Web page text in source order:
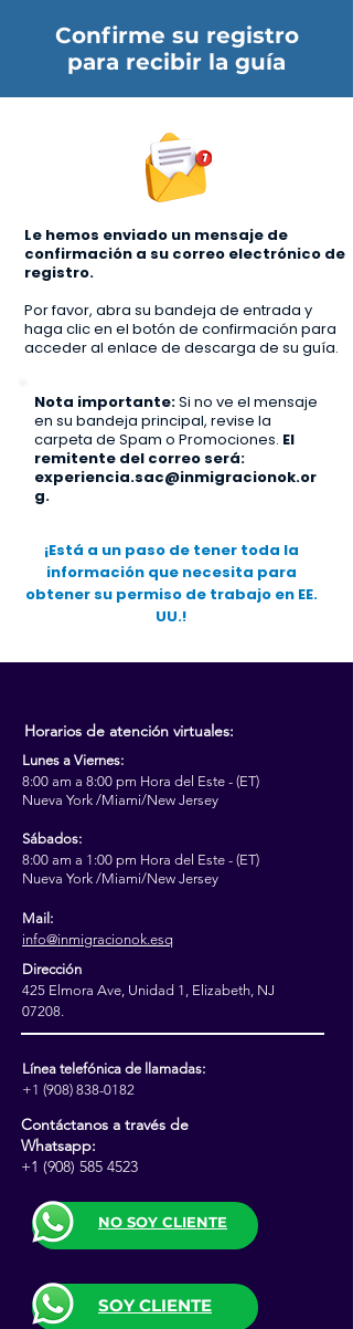
Confirme su registro
para recibir la guía
Le hemos enviado un mensaje de
confirmación a su correo electrónico de
registro.
Por favor, abra su bandeja de entrada y
haga clic en el botón de confirmación para
acceder al enlace de descarga de su guía.
Nota importante:Si no ve el mensaje
en su bandeja principal, revise la
carpeta de Spam o Promociones. El
remitente del correo será:
experiencia.sac@inmigracionok.or
g.
¡Está a un paso de tener toda la
información que necesita para
obtener su permiso de trabajo en EE.
UU.!
Horarios de atención virtuales:
Lunes a Viernes:
8:00 am a 8:00 pm Hora del Este - (ET)
Nueva York /Miami/New Jersey
Sábados:
8:00 am a 1:00 pm Hora del Este - (ET)
Nueva York /Miami/New Jersey
Mail:
info@inmigracionok.esq
Dirección
425 E lmora Ave, Unidad 1, Elizabeth, NJ
07208.
Línea telefónica de llamadas:
+1 (908) 838-0182
Contáctanos a través de
Whatsapp:
+1 (908) 585 4523
NO SOY CLIENTE
SOY CLIENTE